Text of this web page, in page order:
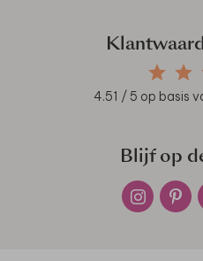
4.51 / 5 op basis
Blijf op